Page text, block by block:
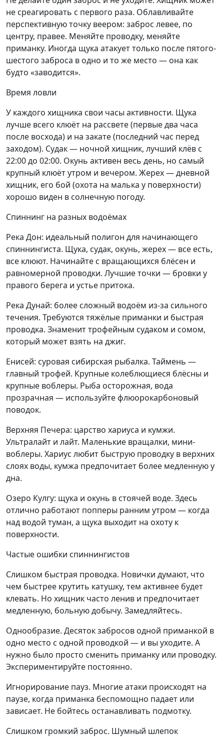
не среагировать с первого раза. Облавливайте
перспективную точку веером: заброс левее, по
центру, правее. Меняйте проводку, меняйте
приманку. Иногда щука атакует только после пятого-
шестого заброса в одно и то же место — она как
будто «заводится».
Время ловли
У каждого хищника свои часы активности. Щука
лучше всего клюёт на рассвете (первые два часа
после восхода) и на закате (последний час перед
заходом). Судак — ночной хищник, лучший клёв с
22:00 до 02:00. Окунь активен весь день, но самый
крупный клюёт утром и вечером. Жерех — дневной
хищник, его бой (охота на малька у поверхности)
хорошо виден в солнечную погоду.
Спиннинг на разных водоёмах
Река Дон: идеальный полигон для начинающего
спиннингиста. Щука, судак, окунь, жерех — все есть,
все клюют. Начинайте с вращающихся блёсен и
равномерной проводки. Лучшие точки — бровки у
правого берега и устье притока.
Река Дунай: более сложный водоём из-за сильного
течения. Требуются тяжёлые приманки и быстрая
проводка. Знаменит трофейным судаком и сомом,
который может взять на джиг.
Енисей: суровая сибирская рыбалка. Таймень —
главный трофей. Крупные колеблющиеся блёсны и
крупные воблеры. Рыба осторожная, вода
прозрачная — используйте флюорокарбоновый
поводок.
Верхняя Печера: царство хариуса и кумжи.
Ультралайт и лайт. Маленькие вращалки, мини-
воблеры. Хариус любит быструю проводку в верхних
слоях воды, кумжа предпочитает более медленную у
дна.
Озеро Кулгу: щука и окунь в стоячей воде. Здесь
отлично работают попперы ранним утром — когда
над водой туман, а щука выходит на охоту к
поверхности.
Частые ошибки спиннингистов
Слишком быстрая проводка. Новички думают, что
чем быстрее крутить катушку, тем активнее будет
клевать. Но хищник часто ленив и предпочитает
медленную, больную добычу. Замедляйтесь.
Однообразие. Десяток забросов одной приманкой в
одно место с одной проводкой — и вы уходите. А
нужно было просто сменить приманку или проводку.
Экспериментируйте постоянно.
Игнорирование пауз. Многие атаки происходят на
паузе, когда приманка беспомощно падает или
зависает. Не бойтесь останавливать подмотку.
Слишком громкий заброс. Шумный шлепок